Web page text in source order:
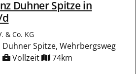
Duhner Spitze in
& Co. KG
Spitze, Wehrbergsweg
Vollzeit 74km